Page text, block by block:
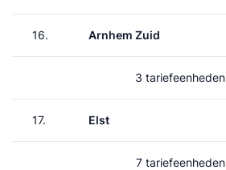
16. Arnhem Zuid
3 tariefeenheden
17. Elst
7 tariefeenheden